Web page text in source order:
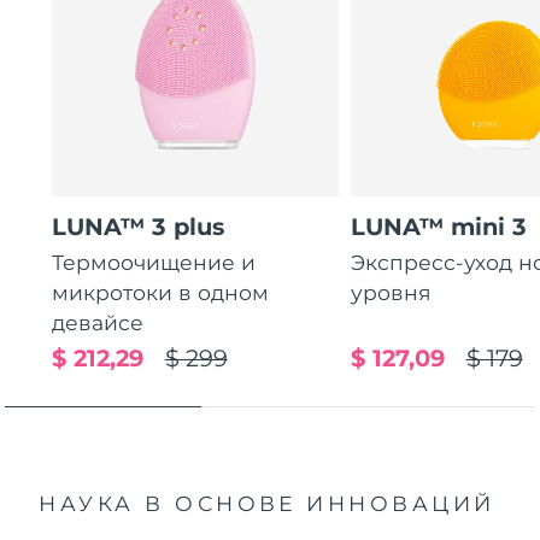
LUNA™ 3 plus
Термоочищение и
микротоки в одном
девайсе
$ 299
$ 212,29
LUNA™ mini 3
Экспресс-уход
уровня
$ 179
$ 127,09
НАУКА В ОСНОВЕ ИННОВАЦИЙ